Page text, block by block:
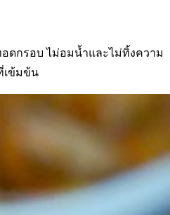
ดกรอบ ไม่อมน้ำและไม่ทิ้งความ
เข้มข้น